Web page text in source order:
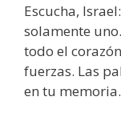
Escucha,
solamente
todo el
fuerzas. Las
en tu